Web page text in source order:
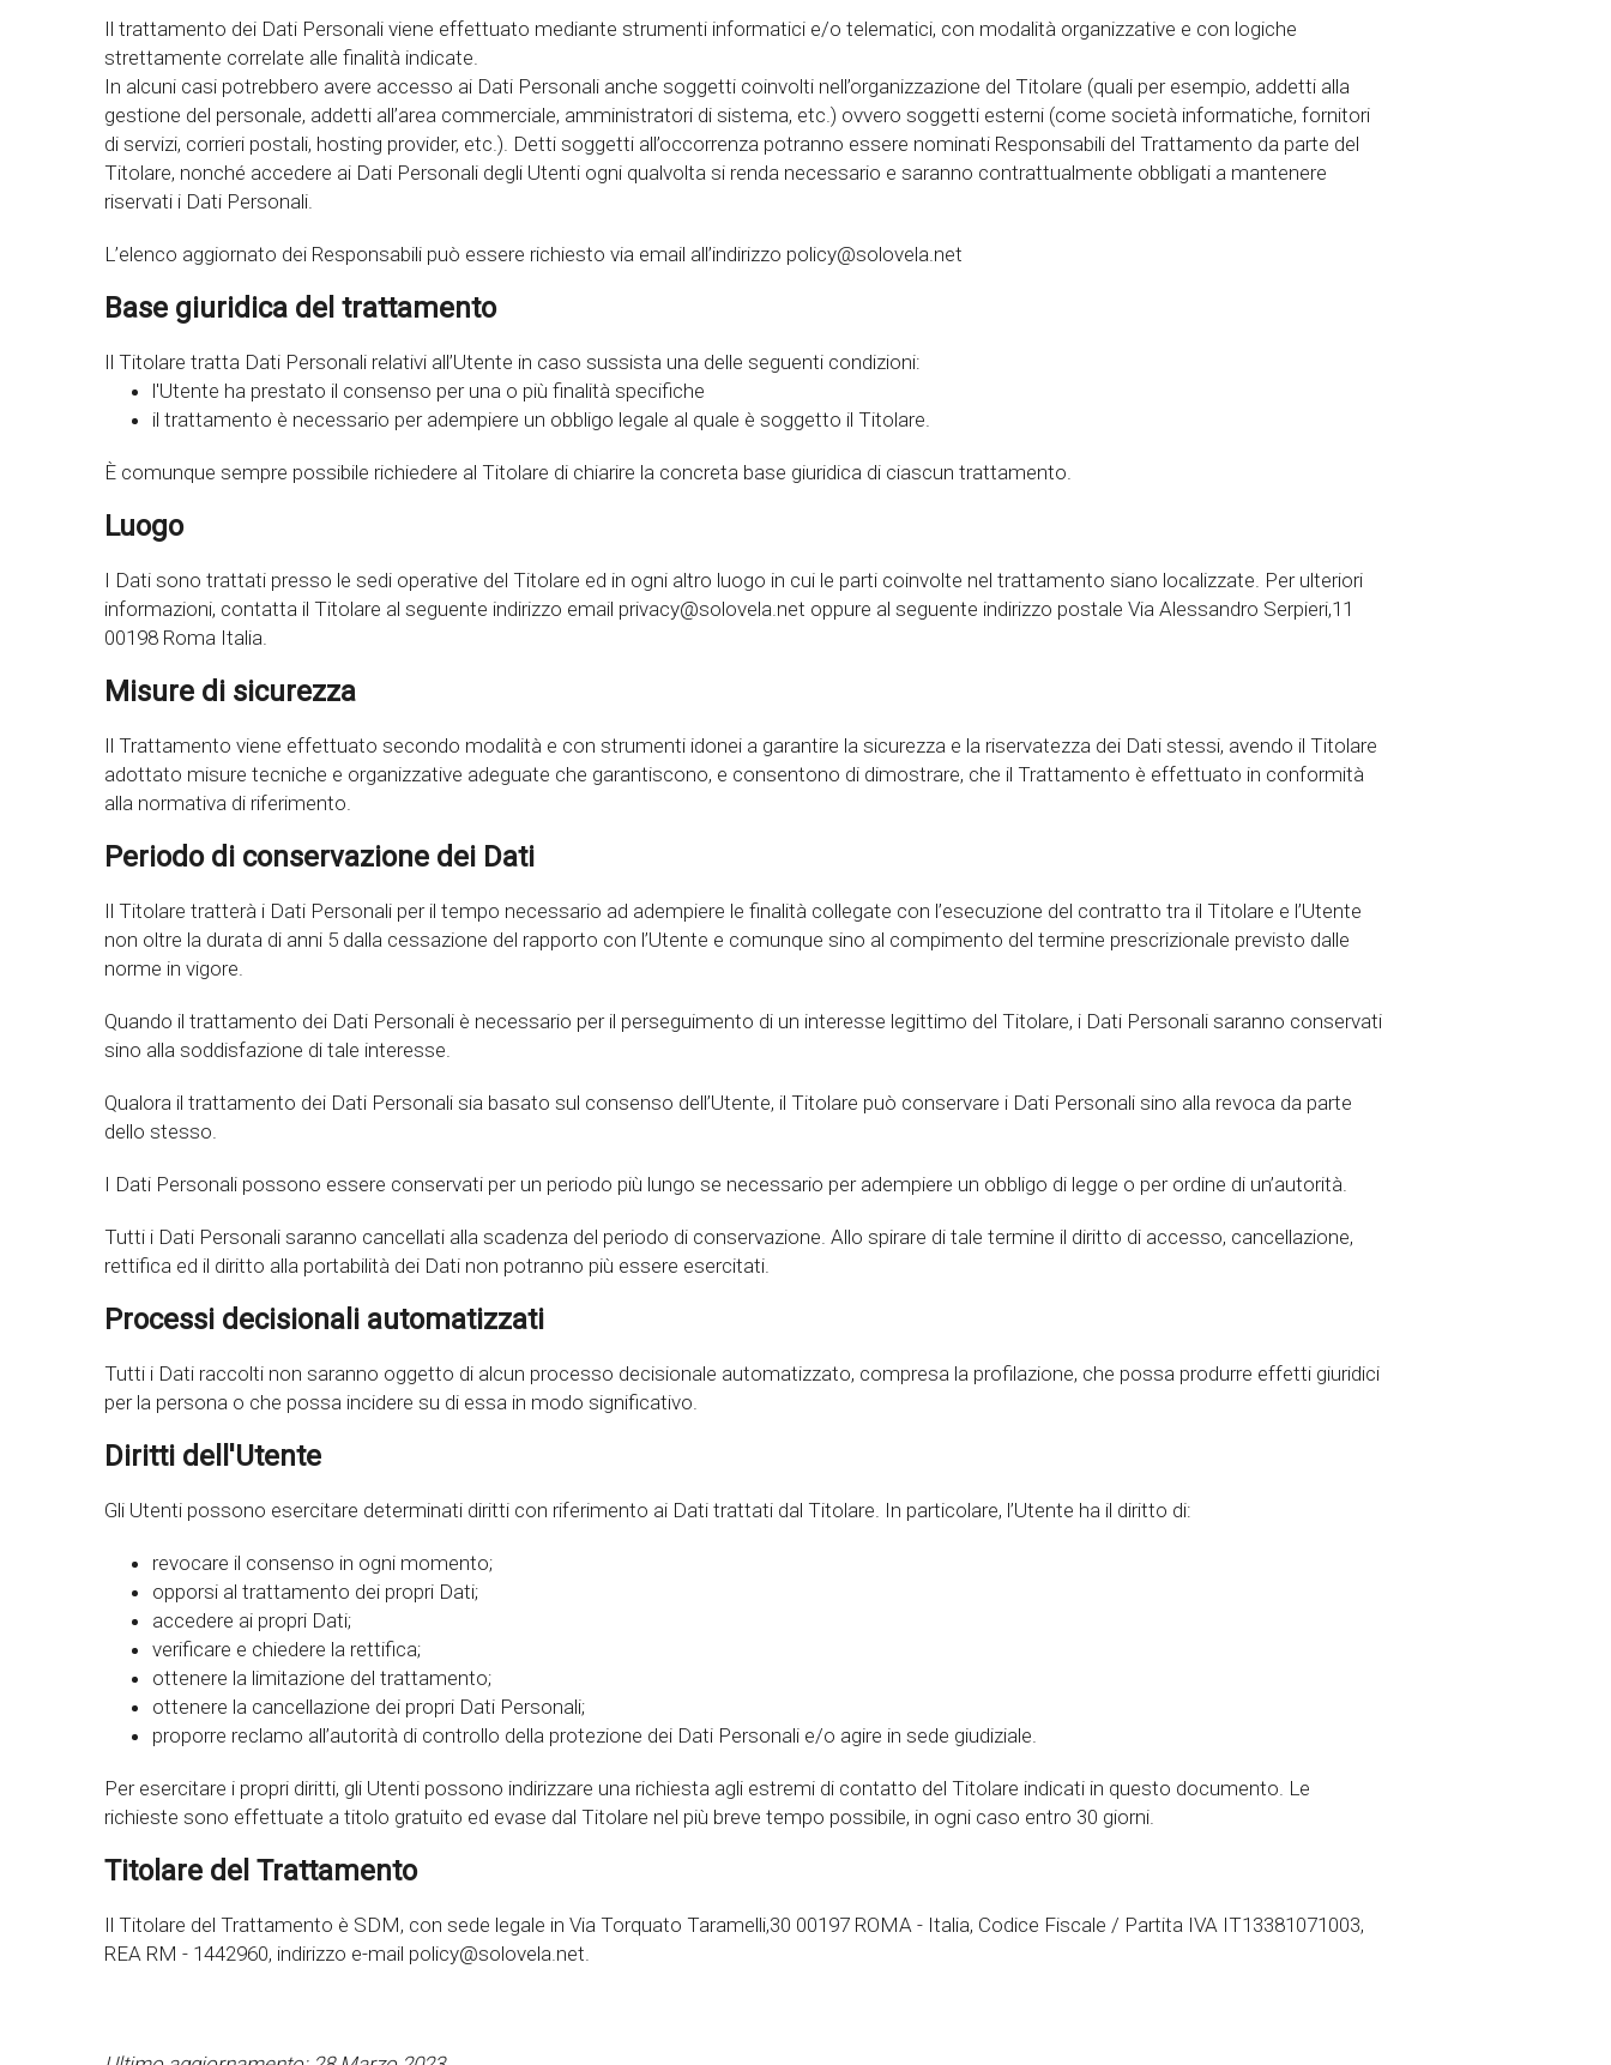
Il trattamento dei Dati Personali viene effettuato mediante strumenti informatici e/o telematici, con modalità organizzative e con logiche
strettamente correlate alle finalità indicate.
In alcuni casi potrebbero avere accesso ai Dati Personali anche soggetti coinvolti nell’organizzazione del Titolare (quali per esempio, addetti alla
gestione del personale, addetti all’area commerciale, amministratori di sistema, etc.) ovvero soggetti esterni (come società informatiche, fornitori
di servizi, corrieri postali, hosting provider, etc.). Detti soggetti all’occorrenza potranno essere nominati Responsabili del Trattamento da parte del
Titolare, nonché accedere ai Dati Personali degli Utenti ogni qualvolta si renda necessario e saranno contrattualmente obbligati a mantenere
riservati i Dati Personali.
L’elenco aggiornato dei Responsabili può essere richiesto via email all’indirizzo policy@solovela.net
Base giuridica del trattamento
Il Titolare tratta Dati Personali relativi all’Utente in caso sussista una delle seguenti condizioni:
l'Utente ha prestato il consenso per una o più finalità specifiche
il trattamento è necessario per adempiere un obbligo legale al quale è soggetto il Titolare.
È comunque sempre possibile richiedere al Titolare di chiarire la concreta base giuridica di ciascun trattamento.
Luogo
I Dati sono trattati presso le sedi operative del Titolare ed in ogni altro luogo in cui le parti coinvolte nel trattamento siano localizzate. Per ulteriori
informazioni, contatta il Titolare al seguente indirizzo email privacy@solovela.net oppure al seguente indirizzo postale Via Alessandro Serpieri,11
00198 Roma Italia.
Misure di sicurezza
Il Trattamento viene effettuato secondo modalità e con strumenti idonei a garantire la sicurezza e la riservatezza dei Dati stessi, avendo il Titolare
adottato misure tecniche e organizzative adeguate che garantiscono, e consentono di dimostrare, che il Trattamento è effettuato in conformità
alla normativa di riferimento.
Periodo di conservazione dei Dati
Il Titolare tratterà i Dati Personali per il tempo necessario ad adempiere le finalità collegate con l’esecuzione del contratto tra il Titolare e l’Utente
non oltre la durata di anni 5 dalla cessazione del rapporto con l’Utente e comunque sino al compimento del termine prescrizionale previsto dalle
norme in vigore.
Quando il trattamento dei Dati Personali è necessario per il perseguimento di un interesse legittimo del Titolare, i Dati Personali saranno conservati
sino alla soddisfazione di tale interesse.
Qualora il trattamento dei Dati Personali sia basato sul consenso dell’Utente, il Titolare può conservare i Dati Personali sino alla revoca da parte
dello stesso.
I Dati Personali possono essere conservati per un periodo più lungo se necessario per adempiere un obbligo di legge o per ordine di un’autorità.
Tutti i Dati Personali saranno cancellati alla scadenza del periodo di conservazione. Allo spirare di tale termine il diritto di accesso, cancellazione,
rettifica ed il diritto alla portabilità dei Dati non potranno più essere esercitati.
Processi decisionali automatizzati
Tutti i Dati raccolti non saranno oggetto di alcun processo decisionale automatizzato, compresa la profilazione, che possa produrre effetti giuridici
per la persona o che possa incidere su di essa in modo significativo.
Diritti dell'Utente
Gli Utenti possono esercitare determinati diritti con riferimento ai Dati trattati dal Titolare. In particolare, l’Utente ha il diritto di:
revocare il consenso in ogni momento;
opporsi al trattamento dei propri Dati;
accedere ai propri Dati;
verificare e chiedere la rettifica;
ottenere la limitazione del trattamento;
ottenere la cancellazione dei propri Dati Personali;
proporre reclamo all’autorità di controllo della protezione dei Dati Personali e/o agire in sede giudiziale.
Per esercitare i propri diritti, gli Utenti possono indirizzare una richiesta agli estremi di contatto del Titolare indicati in questo documento. Le
richieste sono effettuate a titolo gratuito ed evase dal Titolare nel più breve tempo possibile, in ogni caso entro 30 giorni.
Titolare del Trattamento
Il Titolare del Trattamento è SDM, con sede legale in Via Torquato Taramelli,30 00197 ROMA - Italia, Codice Fiscale / Partita IVA IT13381071003,
REA RM - 1442960, indirizzo e-mail policy@solovela.net.